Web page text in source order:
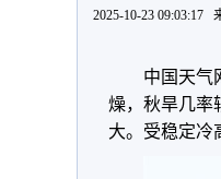
2025-10-23 09:03:17
中国天气
燥，秋旱几率
大。受稳定冷